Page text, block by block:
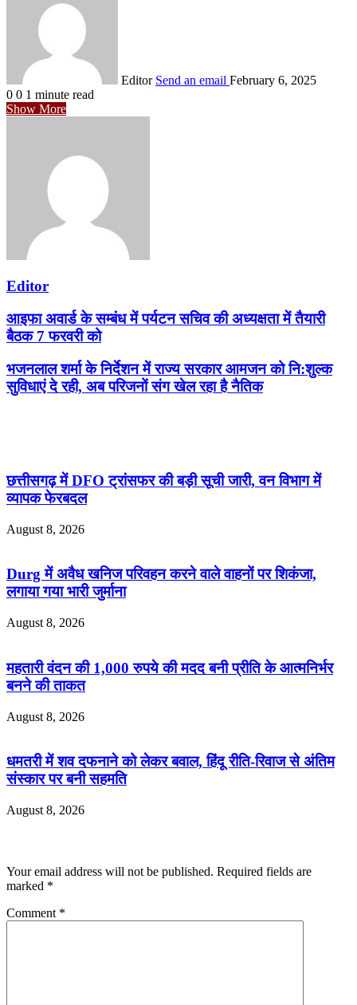
Editor Send an email February 6, 2025
0 0 1 minute read
Show More
Editor
आइफा अवार्ड के सम्बंध में पर्यटन सचिव की अध्यक्षता में तैयारी
बैठक 7 फरवरी को
भजनलाल शर्मा के निर्देशन में राज्य सरकार आमजन को नि:शुल्क
सुविधाएं दे रही, अब परिजनों संग खेल रहा है नैतिक
छत्तीसगढ़ में DFO ट्रांसफर की बड़ी सूची जारी, वन विभाग में
व्यापक फेरबदल
August 8, 2026
Durg में अवैध खनिज परिवहन करने वाले वाहनों पर शिकंजा,
लगाया गया भारी जुर्माना
August 8, 2026
महतारी वंदन की 1,000 रुपये की मदद बनी प्रीति के आत्मनिर्भर
बनने की ताकत
August 8, 2026
धमतरी में शव दफनाने को लेकर बवाल, हिंदू रीति-रिवाज से अंतिम
संस्कार पर बनी सहमति
August 8, 2026
Your email address will not be published. Required fields are
marked *
Comment *